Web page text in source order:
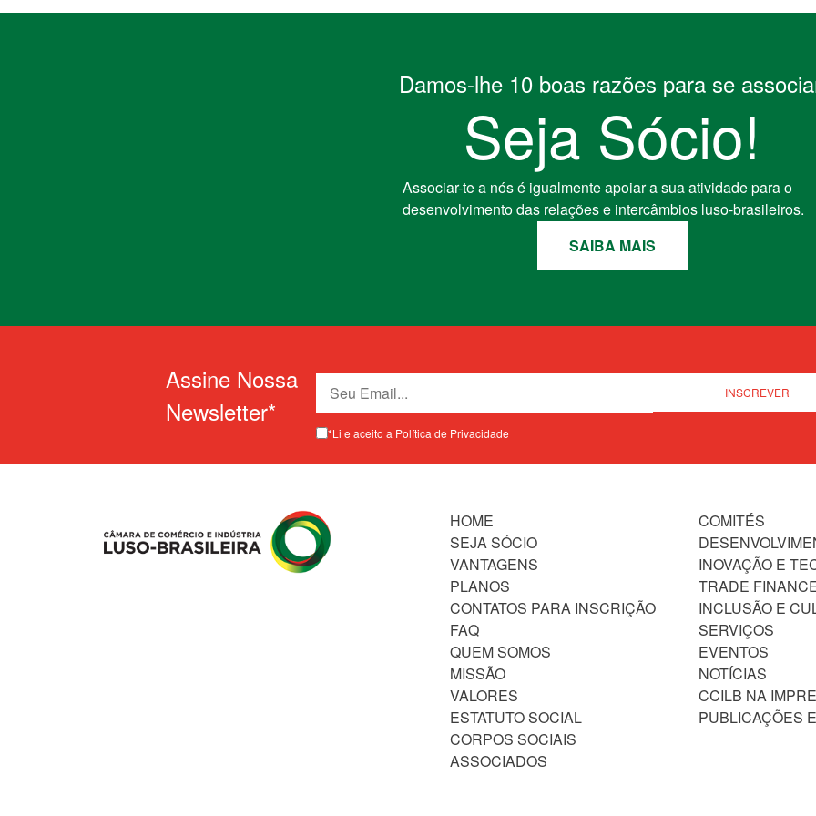
Damos-lhe 10 boas razões para se
Seja Sócio!
Associar-te a nós é igualmente apoiar a sua atividade para o
desenvolvimento das relações e intercâmbios luso-brasileiros.
SAIBA MAIS
Assine Nossa
Newsletter*
*Li e aceito a Política de Privacidade
HOME
SEJA SÓCIO
VANTAGENS
PLANOS
CONTATOS PARA INSCRIÇÃO
FAQ
QUEM SOMOS
MISSÃO
VALORES
ESTATUTO SOCIAL
CORPOS SOCIAIS
ASSOCIADOS
COMITÉS
INOVAÇÃO E
TRADE
INCLUSÃO E
SERVIÇOS
EVENTOS
NOTÍCIAS
CCILB NA
PUBLICAÇÕES